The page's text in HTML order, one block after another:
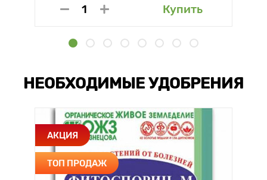
Купить
НЕОБХОДИМЫЕ УДОБРЕНИЯ
АКЦИЯ
ТОП ПРОДАЖ